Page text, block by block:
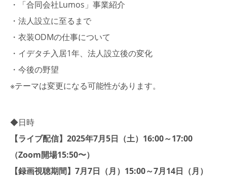
・「合同会社Lumos」事業紹介
・法人設立に至るまで
・衣装ODMの仕事について
・イデタチ入居1年、法人設立後の変化
・今後の野望
※テーマは変更になる可能性があります。
◆日時
【ライブ配信】2025年7月5日（土）16:00～17:00
（Zoom開場15:50〜）
【録画視聴期間】7月7日（月）15:00～7月14日（月）